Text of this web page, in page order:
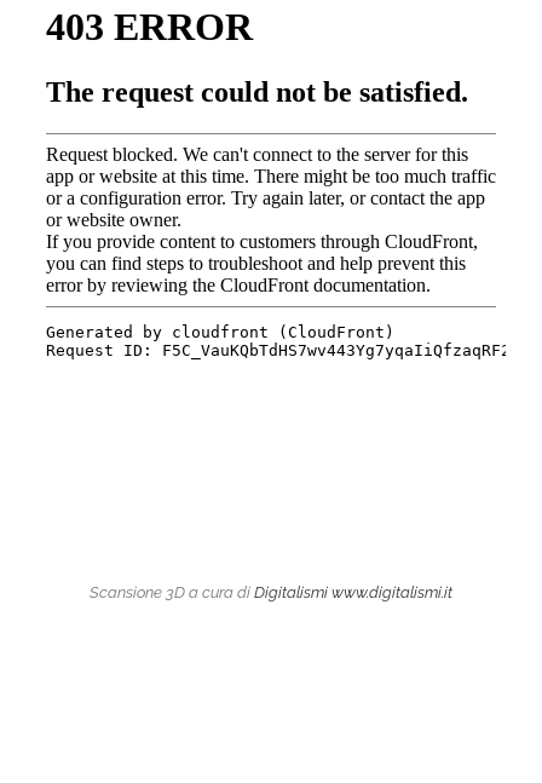
Scansione 3D a cura di Digitalismi www.digitalismi.it